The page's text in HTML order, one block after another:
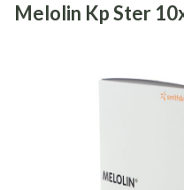
Melolin Kp Ster